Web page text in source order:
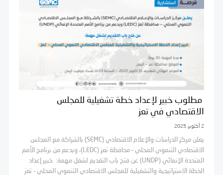
مطلوب خبير لإعداد خطة تشغيلية للمجلس
الاقتصادي في تعز
2 أكتوبر، 2025
يعلن مركز الدراسات والإعلام الاقتصادي (SEMC) بالشراكة مع المجلس
الاقتصادي التنموي المحلي – محافظة تعز (LEDC)، وبدعم من برنامج الأمم
المتحدة الإنمائي (UNDP) عن فتح باب التقديم لشغل مهمة: خبير إعداد
الخطة الاستراتيجية والتشغيلية للمجلس الاقتصادي التنموي المحلي - تعز